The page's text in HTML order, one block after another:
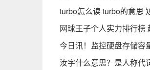
turbo怎么读 turbo的意思
网球王子个人实力排行榜
今日讯！监控硬盘存储容
汝字什么意思？是人称代